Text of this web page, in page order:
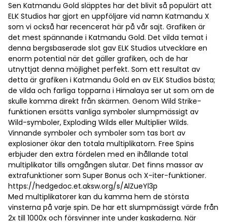
Sen Katmandu Gold släpptes har det blivit så populärt att
ELK Studios har gjort en uppföljare vid namn Katmandu X
som vi också har recencerat här på vår sajt. Grafiken är
det mest spännande i Katmandu Gold. Det vilda temat i
denna bergsbaserade slot gav ELK Studios utvecklare en
enorm potential när det gäller grafiken, och de har
utnyttjat denna möjlighet perfekt. Som ett resultat av
detta är grafiken i Katmandu Gold en av ELK Studios bästa;
de vilda och farliga topparna i Himalaya ser ut som om de
skulle komma direkt från skärmen. Genom Wild Strike-
funktionen ersätts vanliga symboler slumpmässigt av
Wild-symboler, Exploding Wilds eller Multiplier Wilds.
Vinnande symboler och symboler som tas bort av
explosioner ökar den totala multiplikatorn. Free Spins
erbjuder den extra fördelen med en ihållande total
multiplikator tills omgången slutar. Det finns massor av
extrafunktioner som Super Bonus och X-iter-funktioner.
https://hedgedoc.et.aksw.org/s/AlZueYl3p
Med multiplikatorer kan du kamma hem de största
vinsterna på varje spin. De har ett slumpmässigt värde från
2x till 1000x och försvinner inte under kaskaderna. När